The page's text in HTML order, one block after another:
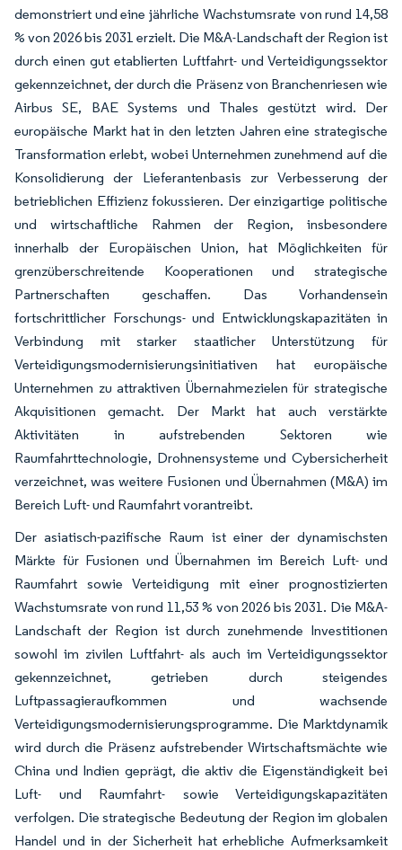
demonstriert und eine jährliche Wachstumsrate von rund 14,58
% von 2026 bis 2031 erzielt. Die M&A-Landschaft der Region ist
durch einen gut etablierten Luftfahrt- und Verteidigungssektor
gekennzeichnet, der durch die Präsenz von Branchenriesen wie
Airbus SE, BAE Systems und Thales gestützt wird. Der
europäische Markt hat in den letzten Jahren eine strategische
Transformation erlebt, wobei Unternehmen zunehmend auf die
Konsolidierung der Lieferantenbasis zur Verbesserung der
betrieblichen Effizienz fokussieren. Der einzigartige politische
und wirtschaftliche Rahmen der Region, insbesondere
innerhalb der Europäischen Union, hat Möglichkeiten für
grenzüberschreitende Kooperationen und strategische
Partnerschaften geschaffen. Das Vorhandensein
fortschrittlicher Forschungs- und Entwicklungskapazitäten in
Verbindung mit starker staatlicher Unterstützung für
Verteidigungsmodernisierungsinitiativen hat europäische
Unternehmen zu attraktiven Übernahmezielen für strategische
Akquisitionen gemacht. Der Markt hat auch verstärkte
Aktivitäten in aufstrebenden Sektoren wie
Raumfahrttechnologie, Drohnensysteme und Cybersicherheit
verzeichnet, was weitere Fusionen und Übernahmen (M&A) im
Bereich Luft- und Raumfahrt vorantreibt.
Der asiatisch-pazifische Raum ist einer der dynamischsten
Märkte für Fusionen und Übernahmen im Bereich Luft- und
Raumfahrt sowie Verteidigung mit einer prognostizierten
Wachstumsrate von rund 11,53 % von 2026 bis 2031. Die M&A-
Landschaft der Region ist durch zunehmende Investitionen
sowohl im zivilen Luftfahrt- als auch im Verteidigungssektor
gekennzeichnet, getrieben durch steigendes
Luftpassagieraufkommen und wachsende
Verteidigungsmodernisierungsprogramme. Die Marktdynamik
wird durch die Präsenz aufstrebender Wirtschaftsmächte wie
China und Indien geprägt, die aktiv die Eigenständigkeit bei
Luft- und Raumfahrt- sowie Verteidigungskapazitäten
verfolgen. Die strategische Bedeutung der Region im globalen
Handel und in der Sicherheit hat erhebliche Aufmerksamkeit